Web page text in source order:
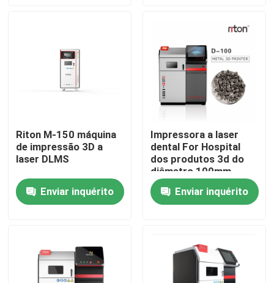
Controle de Qualidade
notícias
Todos os casos
Impressora dental do metal 3D
Riton M-150 máquina
de impressão 3D a
laser DLMS
Enviar inquérito
Impressora a laser
dental For Hospital
dos produtos 3d do
diâmetro 100mm
Enviar inquérito